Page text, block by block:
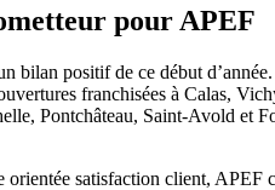
pour APEF
bilan positif de ce début
franchisées à Calas,
Pontchâteau, Saint-Avold et
satisfaction client, APEF